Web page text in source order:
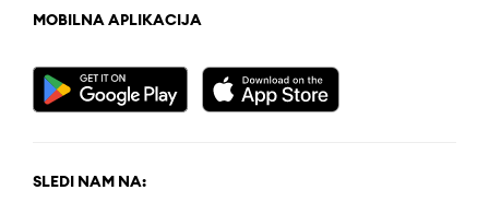
MOBILNA APLIKACIJA
SLEDI NAM NA: